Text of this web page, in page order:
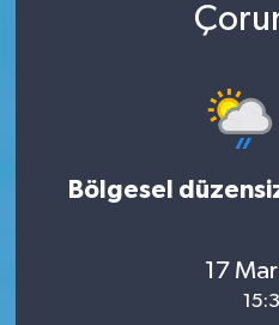
Bölgesel
17